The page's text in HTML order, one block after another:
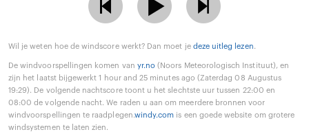
Wil je weten hoe de windscore werkt? Dan moet je deze uitleg lezen.
De windvoorspellingen komen van yr.no (Noors Meteorologisch Instituut), en
zijn het laatst bijgewerkt 1 hour and 25 minutes ago (Zaterdag 08 Augustus
19:29). De volgende nachtscore toont u het slechtste uur tussen 22:00 en
08:00 de volgende nacht. We raden u aan om meerdere bronnen voor
windvoorspellingen te raadplegen.windy.com is een goede website om grotere
windsystemen te laten zien.